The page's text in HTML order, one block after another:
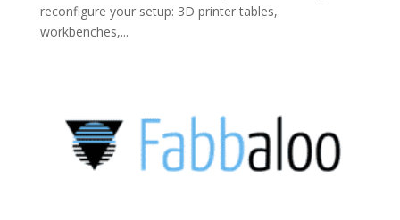
reconfigure your setup: 3D printer tables,
workbenches,...